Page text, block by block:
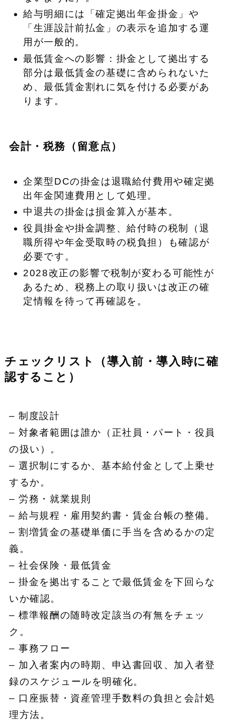
給与明細には「確定拠出年金掛金」や
「生涯設計前払金」の表示を追加する運
用が一般的。
最低賃金への影響：掛金として拠出する
部分は最低賃金の基礎に含められないた
め、最低賃金割れに気を付ける必要があ
ります。
会計・税務（留意点）
企業型DCの掛金は退職給付費用や確定拠
出年金関連費用として処理。
中退共の掛金は損金算入が基本。
役員掛金や掛金調整、給付時の税制（退
職所得や年金受取時の税負担）も確認が
必要です。
2028改正の影響で税制が変わる可能性が
あるため、税務上の取り扱いは改正の確
定情報を待って再確認を。
チェックリスト（導入前・導入時に確
認すること）
– 制度設計
– 対象者範囲は誰か（正社員・パート・役員
の扱い）。
– 選択制にするか、基本給付金として上乗せ
するか。
– 労務・就業規則
– 給与規程・雇用契約書・賃金台帳の整備。
– 割増賃金の基礎単価に手当を含めるかの定
義。
– 社会保険・最低賃金
– 掛金を拠出することで最低賃金を下回らな
いか確認。
– 標準報酬の随時改定該当の有無をチェッ
ク。
– 事務フロー
– 加入者案内の時期、申込書回収、加入者登
録のスケジュールを明確化。
– 口座振替・資産管理手数料の負担と会計処
理方法。